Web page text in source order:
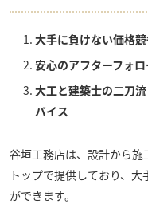
大手に負けない価格
安心のアフターフォロ
大工と建築士の二刀
バイス
谷垣工務店は、設計から施
トップで提供しており、
ができます。